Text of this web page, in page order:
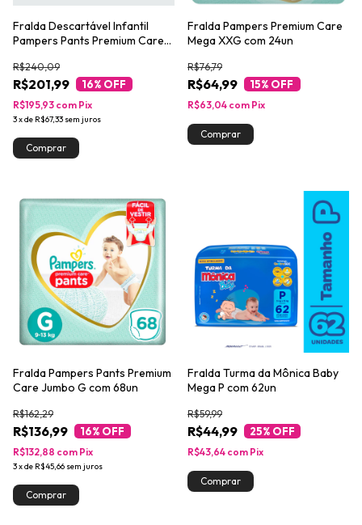
Fralda Descartável Infantil
Pampers Pants Premium Care
Mais Pague Menos
R$201,99
R$240,09
16% OFF
3xde R$67,33 sem juros
R$195,93 com Pix
Fralda Pampers Premium Care
Mega XXG com 24un
R$64,99
R$76,79
15% OFF
R$63,04 com Pix
Fralda Pampers Pants Premium
Care Jumbo G com 68un
R$136,99
R$162,29
16% OFF
3xde R$45,66 sem juros
R$132,88 com Pix
Fralda Turma da Mônica Baby
Mega P com 62un
R$44,99
R$59,99
25% OFF
R$43,64 com Pix